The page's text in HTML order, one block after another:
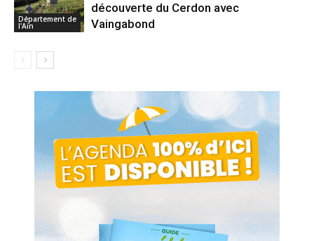
Département de
l'Ain
découverte du Cerdon avec
Vaingabond